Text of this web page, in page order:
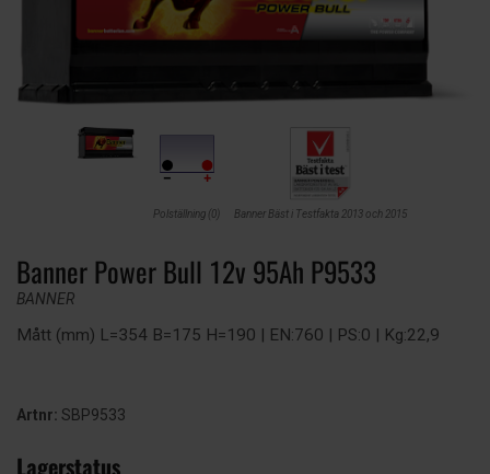
Polställning (0) Banner Bäst i Testfakta 2013 och 2015
Banner Power Bull 12v 95Ah P9533
BANNER
Mått (mm) L=354 B=175 H=190 | EN:760 | PS:0 | Kg:22,9
Artnr: SBP9533
Lagerstatus